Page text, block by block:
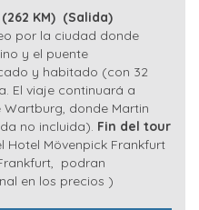
(262 KM) (Salida)
por la ciudad donde
y el puente
y habitado (con 32
El viaje continuará a
Wartburg, donde Martin
no incluida). Fin del tour
Hotel Mövenpick Frankfurt
podran
en los precios )